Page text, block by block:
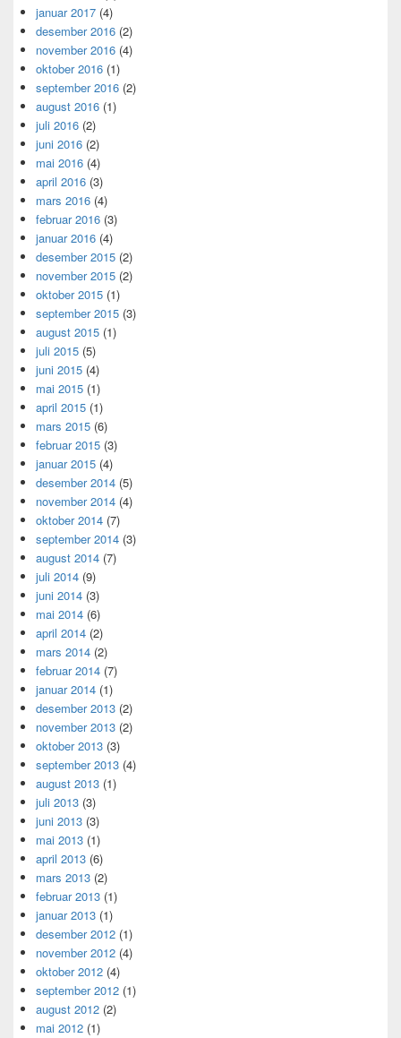
januar 2017 (4)
desember 2016 (2)
november 2016 (4)
oktober 2016 (1)
september 2016 (2)
august 2016 (1)
juli 2016 (2)
juni 2016 (2)
mai 2016 (4)
april 2016 (3)
mars 2016 (4)
februar 2016 (3)
januar 2016 (4)
desember 2015 (2)
november 2015 (2)
oktober 2015 (1)
september 2015 (3)
august 2015 (1)
juli 2015 (5)
juni 2015 (4)
mai 2015 (1)
april 2015 (1)
mars 2015 (6)
februar 2015 (3)
januar 2015 (4)
desember 2014 (5)
november 2014 (4)
oktober 2014 (7)
september 2014 (3)
august 2014 (7)
juli 2014 (9)
juni 2014 (3)
mai 2014 (6)
april 2014 (2)
mars 2014 (2)
februar 2014 (7)
januar 2014 (1)
desember 2013 (2)
november 2013 (2)
oktober 2013 (3)
september 2013 (4)
august 2013 (1)
juli 2013 (3)
juni 2013 (3)
mai 2013 (1)
april 2013 (6)
mars 2013 (2)
februar 2013 (1)
januar 2013 (1)
desember 2012 (1)
november 2012 (4)
oktober 2012 (4)
september 2012 (1)
august 2012 (2)
mai 2012 (1)